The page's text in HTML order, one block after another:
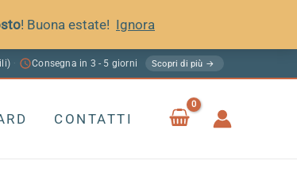
! Buona estate! Ignora
· Consegna in 3 - 5 giorni Scopri di più →
CONTATTI